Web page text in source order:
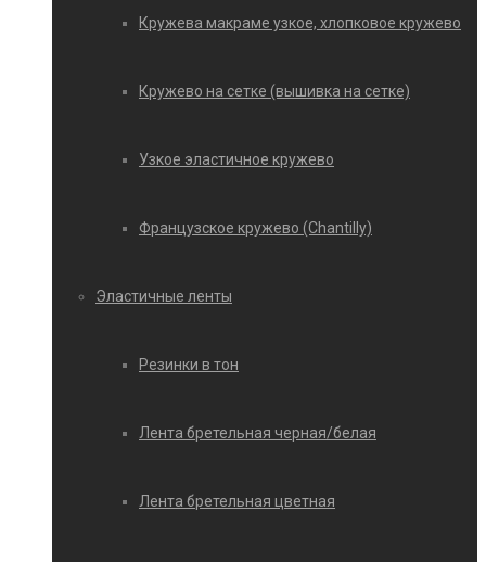
Кружева макраме узкое, хлопковое кружево
Кружево на сетке (вышивка на сетке)
Узкое эластичное кружево
Французское кружево (Chantilly)
Эластичные ленты
Резинки в тон
Лента бретельная черная/белая
Лента бретельная цветная